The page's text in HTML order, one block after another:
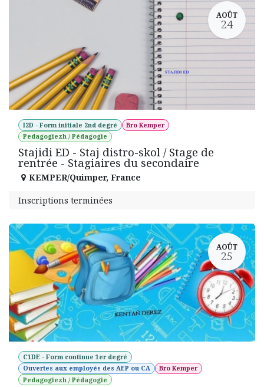
AOÛT
24
I2D - Form initiale 2nd degré
Bro Kemper
Pedagogiezh / Pédagogie
Stajidi ED - Staj distro-skol / Stage de
rentrée - Stagiaires du secondaire
KEMPER/Quimper, France
Inscriptions terminées
AOÛT
25
C1DE - Form continue 1er degré
Ouvertes aux employés des AEP ou CA
Bro Kemper
Pedagogiezh / Pédagogie